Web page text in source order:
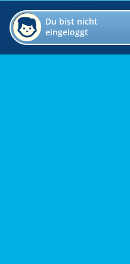
Du bist nicht
eingeloggt